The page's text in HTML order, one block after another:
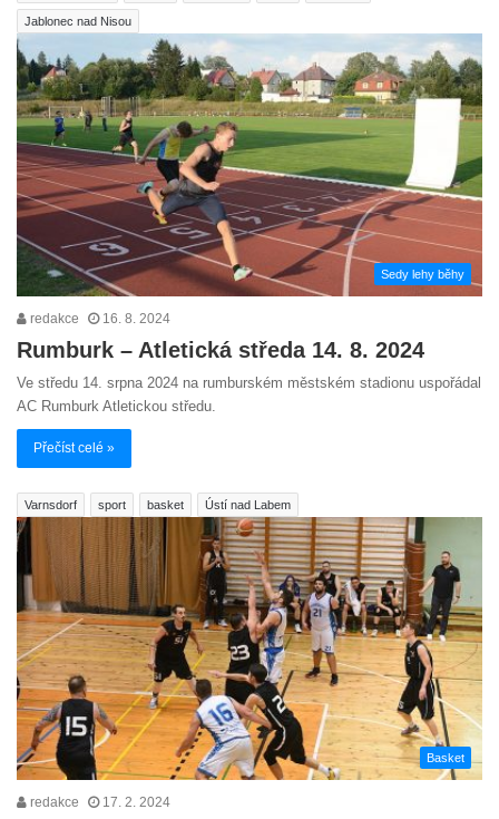
Jablonec nad Nisou
Sedy lehy běhy
redakce 16. 8. 2024
Rumburk – Atletická středa 14. 8. 2024
Ve středu 14. srpna 2024 na rumburském městském stadionu uspořádal
AC Rumburk Atletickou středu.
Přečíst celé »
Varnsdorf sport basket Ústí nad Labem
Basket
redakce 17. 2. 2024